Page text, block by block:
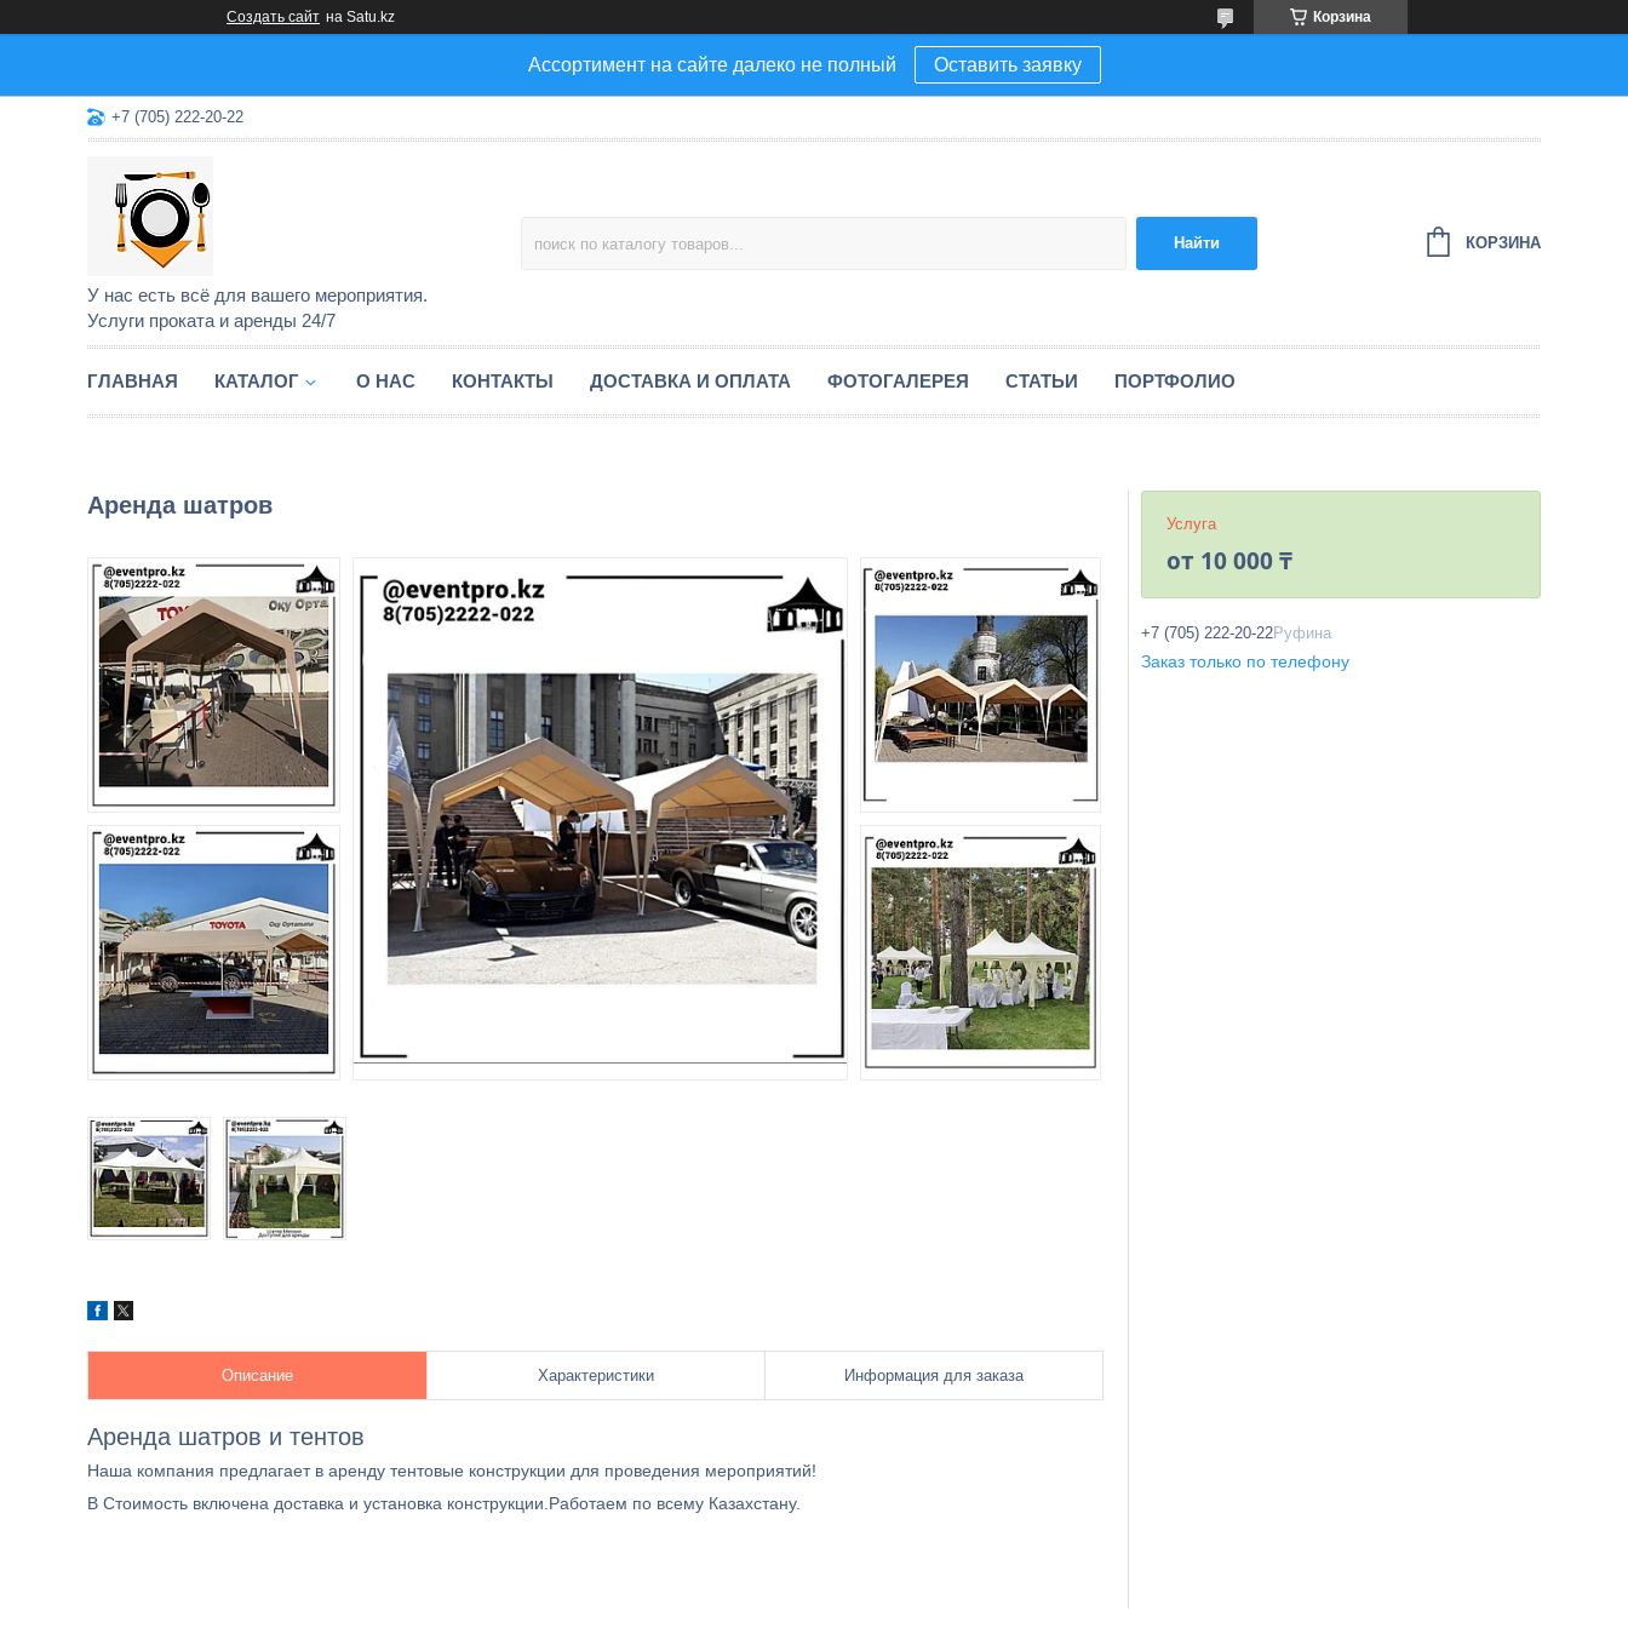
Создать сайт на Satu.kz Корзина
Ассортимент на сайте далеко не полный Оставить заявку
+7 (705) 222-20-22
У нас есть всё для вашего мероприятия.
Услуги проката и аренды 24/7
Найти КОРЗИНА
ГЛАВНАЯ КАТАЛОГ О НАС КОНТАКТЫ ДОСТАВКА И ОПЛАТА ФОТОГАЛЕРЕЯ СТАТЬИ ПОРТФОЛИО
Аренда шатров
Описание Характеристики Информация для заказа
Аренда шатров и тентов
Наша компания предлагает в аренду тентовые конструкции для проведения мероприятий!
В Стоимость включена доставка и установка конструкции.Работаем по всему Казахстану.
Услуга
от 10 000 ₸
+7 (705) 222-20-22Руфина
Заказ только по телефону